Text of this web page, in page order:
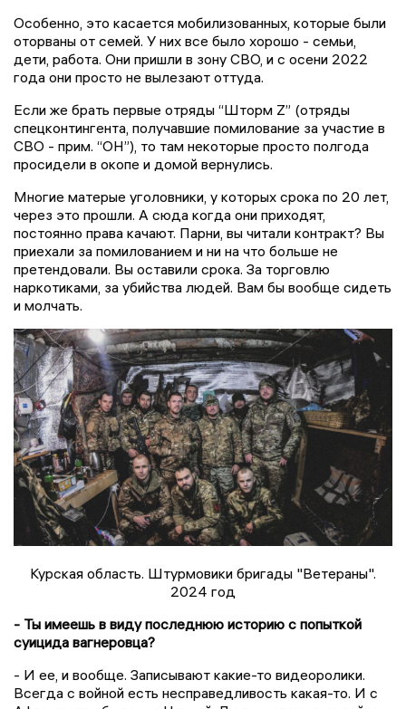
Особенно, это касается мобилизованных, которые были
оторваны от семей. У них все было хорошо - семьи,
дети, работа. Они пришли в зону СВО, и с осени 2022
года они просто не вылезают оттуда.
Если же брать первые отряды “Шторм Z” (отряды
спецконтингента, получавшие помилование за участие в
СВО - прим. “ОН”), то там некоторые просто полгода
просидели в окопе и домой вернулись.
Многие матерые уголовники, у которых срока по 20 лет,
через это прошли. А сюда когда они приходят,
постоянно права качают. Парни, вы читали контракт? Вы
приехали за помилованием и ни на что больше не
претендовали. Вы оставили срока. За торговлю
наркотиками, за убийства людей. Вам бы вообще сидеть
и молчать.
Курская область. Штурмовики бригады "Ветераны".
2024 год
- Ты имеешь в виду последнюю историю с попыткой
суицида вагнеровца?
- И ее, и вообще. Записывают какие-то видеоролики.
Всегда с войной есть несправедливость какая-то. И с